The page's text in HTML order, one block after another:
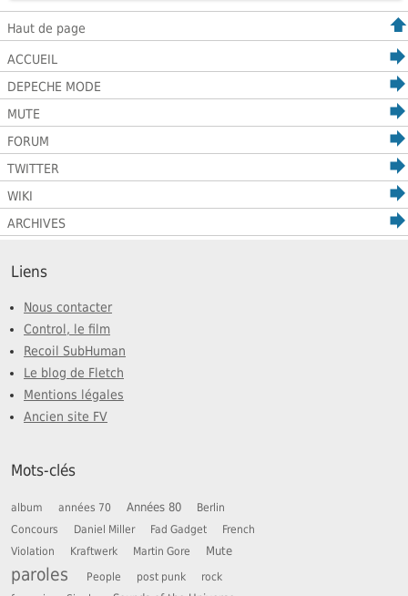
Haut de page
ACCUEIL
DEPECHE MODE
MUTE
FORUM
TWITTER
WIKI
ARCHIVES
Liens
Nous contacter
Control, le film
Recoil SubHuman
Le blog de Fletch
Mentions légales
Ancien site FV
Mots-clés
album années 70 Années 80
Berlin
Concours
Daniel Miller Fad Gadget
French
Violation
Kraftwerk Martin Gore Mute
paroles People post punk
rock